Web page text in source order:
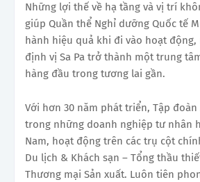
Những lợi thế về hạ tầng và vị trí
giúp Quần thể Nghỉ dưỡng Quốc tế
hành hiệu quả khi đi vào hoạt động,
định vị Sa Pa trở thành một trung
hàng đầu trong tương lai gần.
Với hơn 30 năm phát triển, Tập
trong những doanh nghiệp tư nhân
Nam, hoạt động trên các trụ cột
Du lịch & Khách sạn – Tổng thầu
Thương mại Sản xuất. Luôn tiên